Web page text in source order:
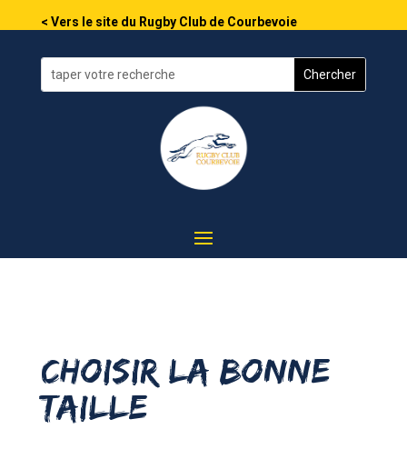
< Vers le site du Rugby Club de Courbevoie
choisir la bonne
taille…